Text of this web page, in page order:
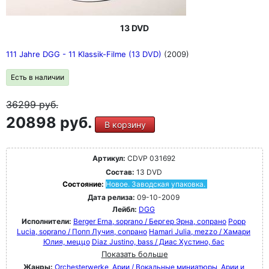
13 DVD
111 Jahre DGG - 11 Klassik-Filme (13 DVD) (2009)
Есть в наличии
36299руб.
20898 руб. В корзину
Артикул: CDVP 031692
Состав: 13 DVD
Состояние: Новое. Заводская упаковка.
Дата релиза: 09-10-2009
Лейбл: DGG
Исполнители: Berger Erna, soprano / Бергер Эрна, сопрано Popp
Lucia, soprano / Попп Лучия, сопрано Hamari Julia, mezzo / Хамари
Юлия, меццо Diaz Justino, bass / Диас Хустино, бас
Показать больше
Жанры: Orchesterwerke Арии / Вокальные миниатюры Арии и